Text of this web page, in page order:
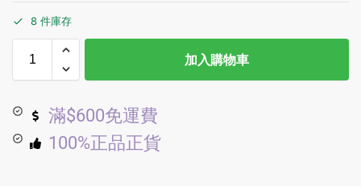
8 件庫存
加入購物車
滿$600免運費
100%正品正貨